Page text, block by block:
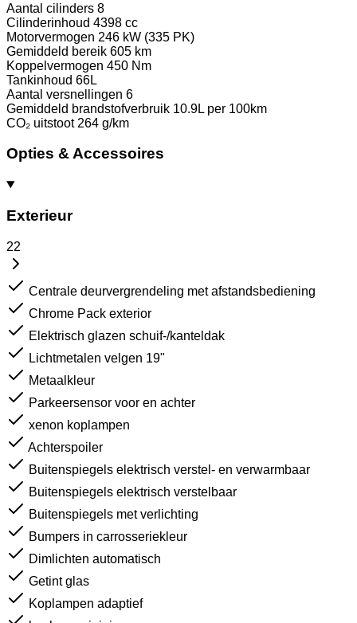
Aantal cilinders 8
Cilinderinhoud 4398 cc
Motorvermogen 246 kW (335 PK)
Gemiddeld bereik 605 km
Koppelvermogen 450 Nm
Tankinhoud 66L
Aantal versnellingen 6
Gemiddeld brandstofverbruik 10.9L per 100km
CO₂ uitstoot 264 g/km
Opties & Accessoires
Exterieur
22
Centrale deurvergrendeling met afstandsbediening
Chrome Pack exterior
Elektrisch glazen schuif-/kanteldak
Lichtmetalen velgen 19"
Metaalkleur
Parkeersensor voor en achter
xenon koplampen
Achterspoiler
Buitenspiegels elektrisch verstel- en verwarmbaar
Buitenspiegels elektrisch verstelbaar
Buitenspiegels met verlichting
Bumpers in carrosseriekleur
Dimlichten automatisch
Getint glas
Koplampen adaptief